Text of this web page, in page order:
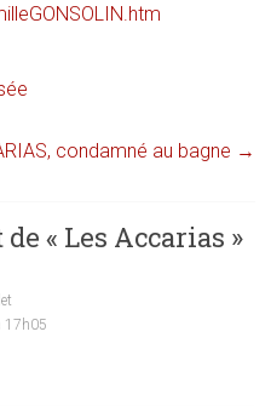
condamné au bagne →
« Les Accarias »
17h05